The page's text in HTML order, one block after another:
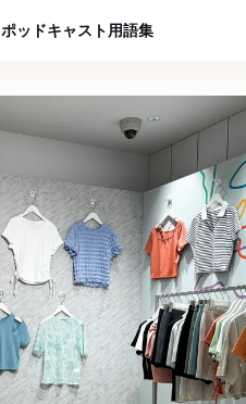
ポッドキャスト用語集